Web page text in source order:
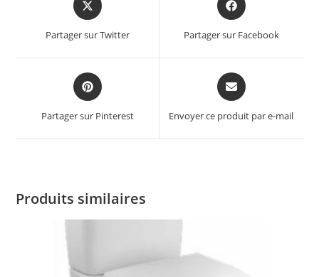
Partager sur Twitter Partager sur Facebook
Partager sur Pinterest Envoyer ce produit par e-mail
Produits similaires